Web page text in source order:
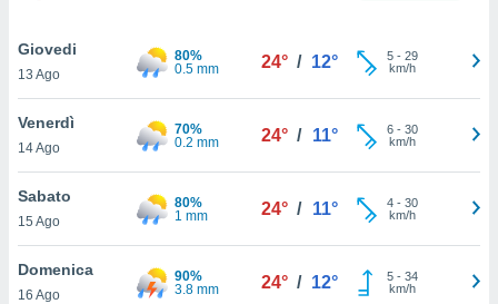
il tuo
in
a piè
del
web.
Giovedi
13 Ago
80%
0.5 mm
24° / 12° 5- 29
km/h
Venerdì
14 Ago
70%
0.2 mm
24° / 11° 6- 30
km/h
Sabato
15 Ago
80%
1 mm
24° / 11° 4- 30
km/h
Domenica
16 Ago
90%
3.8 mm
24° / 12° 5- 34
km/h